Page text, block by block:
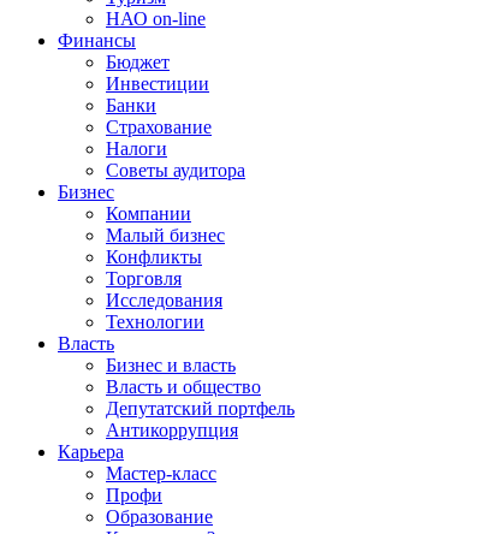
НАО on-line
Финансы
Бюджет
Инвестиции
Банки
Страхование
Налоги
Советы аудитора
Бизнес
Компании
Малый бизнес
Конфликты
Торговля
Исследования
Технологии
Власть
Бизнес и власть
Власть и общество
Депутатский портфель
Антикоррупция
Карьера
Мастер-класс
Профи
Образование